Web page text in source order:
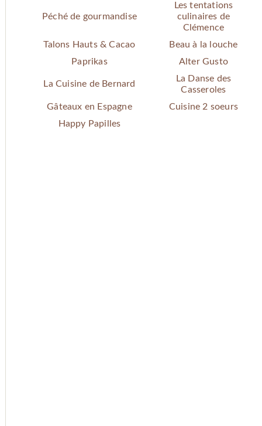
Péché de gourmandise
Les tentations
culinaires de
Clémence
Talons Hauts & Cacao
Beau à la louche
Paprikas
Alter Gusto
La Cuisine de Bernard
La Danse des
Casseroles
Gâteaux en Espagne
Cuisine 2 soeurs
Happy Papilles